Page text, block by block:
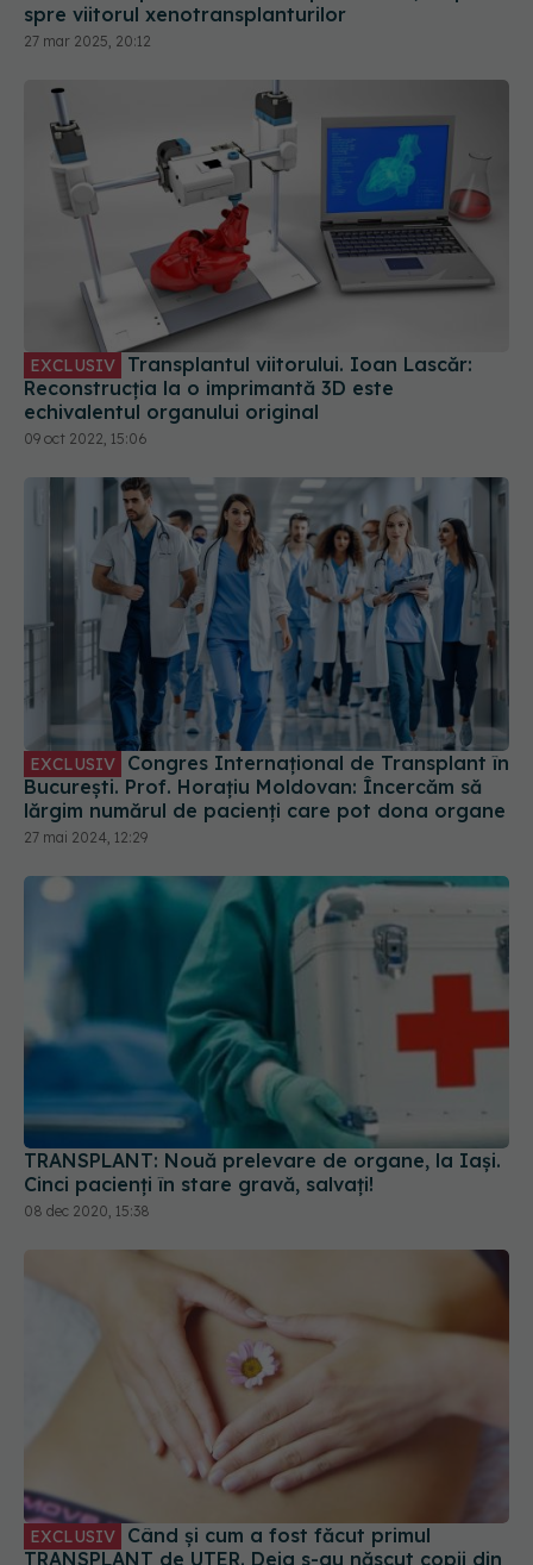
spre viitorul xenotransplanturilor
27 mar 2025, 20:12
EXCLUSIV
Reconstrucția la o imprimantă 3D este
echivalentul organului original
09 oct 2022, 15:06
EXCLUSIV
București. Prof. Horațiu Moldovan: Încercăm să
lărgim numărul de pacienți care pot dona organe
27 mai 2024, 12:29
TRANSPLANT: Nouă prelevare de organe, la Iași.
Cinci pacienți în stare gravă, salvați!
08 dec 2020, 15:38
EXCLUSIV
TRANSPLANT de UTER. Deja s-au născut copii din